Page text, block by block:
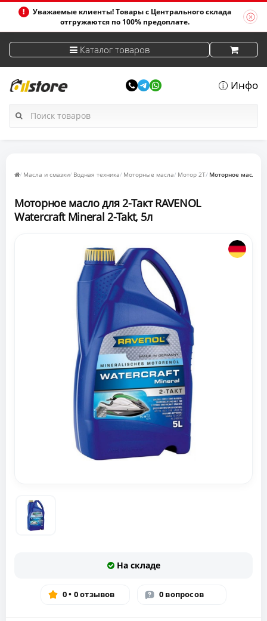
Уважаемые клиенты! Товары с Центрального склада
отгружаются по 100% предоплате.
Каталог товаров
Инфо
Масла и смазки Водная техника Моторные масла Мотор 2Т Моторное масло
Моторное масло для 2-Такт RAVENOL
Watercraft Mineral 2-Takt, 5л
На складе
0 • 0 отзывов 0 вопросов